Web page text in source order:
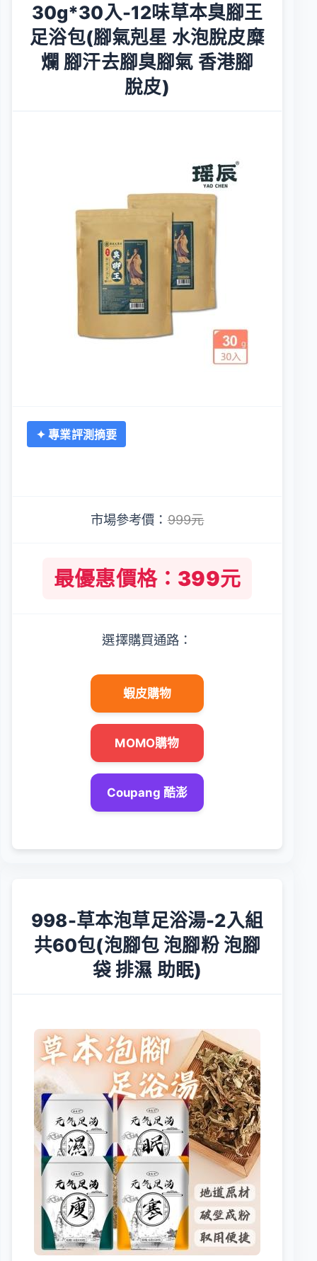
30g*30入-12味草本臭腳王
足浴包(腳氣剋星 水泡脫皮糜
爛 腳汗去腳臭腳氣 香港腳
脫皮)
✦ 專業評測摘要
市場參考價：999元
最優惠價格：399元
選擇購買通路：
蝦皮購物
MOMO購物
Coupang 酷澎
998-草本泡草足浴湯-2入組
共60包(泡腳包 泡腳粉 泡腳
袋 排濕 助眠)